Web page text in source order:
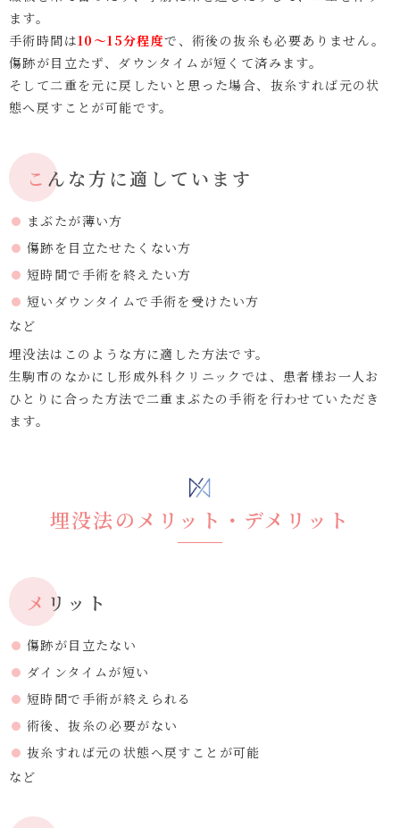
ます。
手術時間は10～15分程度で、術後の抜糸も必要ありません。
傷跡が目立たず、ダウンタイムが短くて済みます。
そして二重を元に戻したいと思った場合、抜糸すれば元の状
態へ戻すことが可能です。
こんな方に適しています
まぶたが薄い方
傷跡を目立たせたくない方
短時間で手術を終えたい方
短いダウンタイムで手術を受けたい方
など
埋没法はこのような方に適した方法です。
生駒市のなかにし形成外科クリニックでは、患者様お一人お
ひとりに合った方法で二重まぶたの手術を行わせていただき
ます。
埋没法のメリット・デメリット
メリット
傷跡が目立たない
ダインタイムが短い
短時間で手術が終えられる
術後、抜糸の必要がない
抜糸すれば元の状態へ戻すことが可能
など